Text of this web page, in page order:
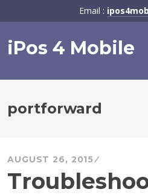
to
Email :
iPos 4 Mobile
portforward
AUGUST 26, 2015